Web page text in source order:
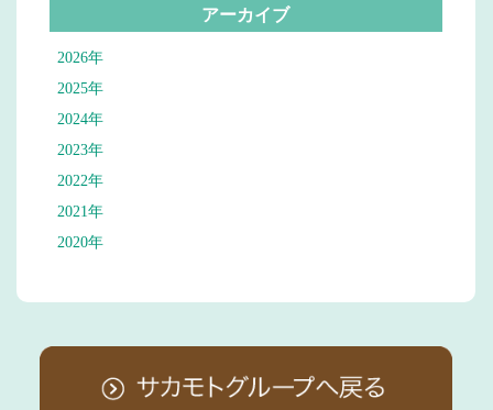
アーカイブ
2026年
2025年
2024年
2023年
2022年
2021年
2020年